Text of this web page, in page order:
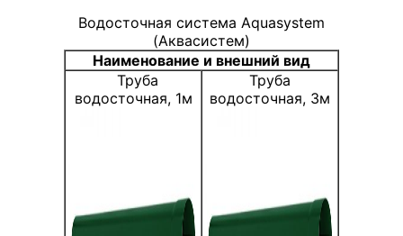
Водосточная система Aquasystem
(Аквасистем)
Наименование и внешний вид
Труба
водосточная, 1м
Труба
водосточная, 3м